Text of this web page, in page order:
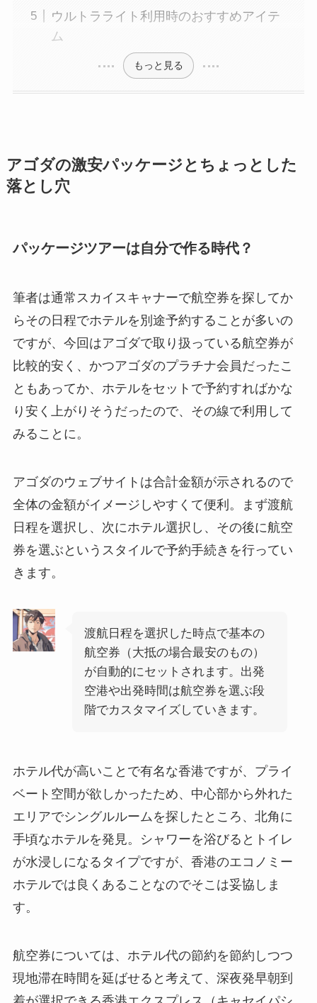
ウルトラライト利用時のおすすめアイテ
ム
もっと見る
アゴダの激安パッケージとちょっとした
落とし穴
パッケージツアーは自分で作る時代？
筆者は通常スカイスキャナーで航空券を探してか
らその日程でホテルを別途予約することが多いの
ですが、今回はアゴダで取り扱っている航空券が
比較的安く、かつアゴダのプラチナ会員だったこ
ともあってか、ホテルをセットで予約すればかな
り安く上がりそうだったので、その線で利用して
みることに。
アゴダのウェブサイトは合計金額が示されるので
全体の金額がイメージしやすくて便利。まず渡航
日程を選択し、次にホテル選択し、その後に航空
券を選ぶというスタイルで予約手続きを行ってい
きます。
渡航日程を選択した時点で基本の
航空券（大抵の場合最安のもの）
が自動的にセットされます。出発
空港や出発時間は航空券を選ぶ段
階でカスタマイズしていきます。
ホテル代が高いことで有名な香港ですが、プライ
ベート空間が欲しかったため、中心部から外れた
エリアでシングルルームを探したところ、北角に
手頃なホテルを発見。シャワーを浴びるとトイレ
が水浸しになるタイプですが、香港のエコノミー
ホテルでは良くあることなのでそこは妥協しま
す。
航空券については、ホテル代の節約を節約しつつ
現地滞在時間を延ばせると考えて、深夜発早朝到